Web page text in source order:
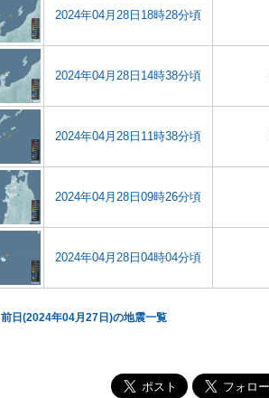
2024年04月28日18時28分頃
2024年04月28日14時38分頃
2024年04月28日11時38分頃
2024年04月28日09時26分頃
2024年04月28日04時04分頃
前日(2024年04月27日)の地震一覧